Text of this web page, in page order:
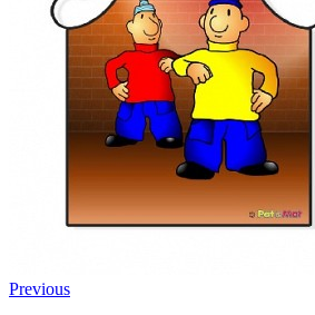
Previous